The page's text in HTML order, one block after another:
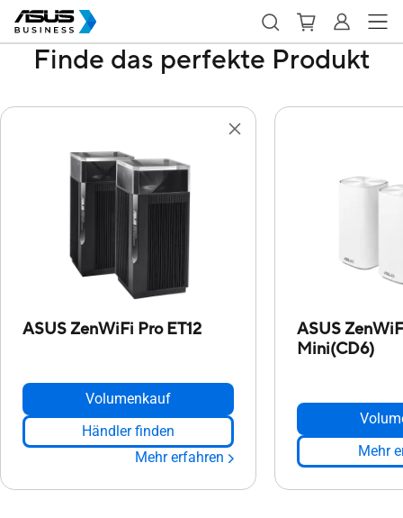
Finde das perfekte Produkt
ASUS ZenWiFi Pro ET12
Volumenkauf
Händler finden
Mehr erfahren
ASUS
Mini(CD6)
Mehr